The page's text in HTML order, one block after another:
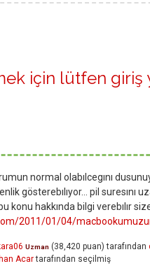
için lütfen giriş
normal olabılcegını
gösterebılıyor... pil suresını
konu hakkında bilgi verebılır
2011/01/04/
Uzman (38,420 puan) tarafından
Acartarafından seçilmiş